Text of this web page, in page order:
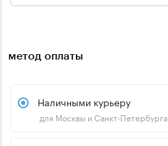
метод оплаты
Наличными курьеру
для Москвы и Санкт-Петербурга